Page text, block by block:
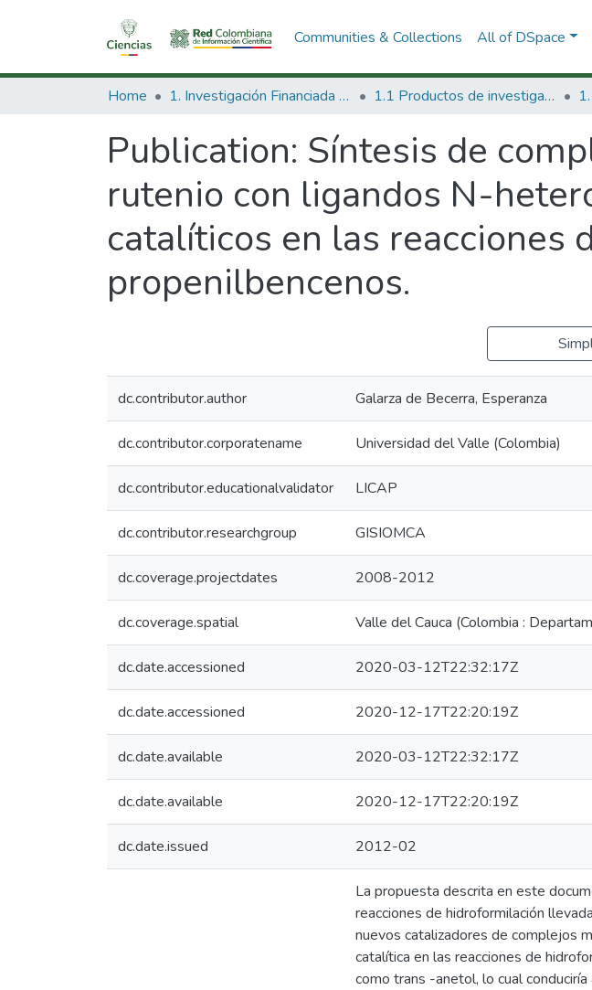
Communities & Collections All of DSpace
Home 1. Investigación Financiada con Recursos Públicos 1.1 Productos de investigación
Publication: Síntesis de
rutenio con ligandos N-
catalíticos en las
propenilbencenos.
dc.contributor.author Galarza de Becerra, Esperanza
dc.contributor.corporatename Universidad del Valle (Colombia)
dc.contributor.educationalvalidator LICAP
dc.contributor.researchgroup GISIOMCA
dc.coverage.projectdates 2008-2012
dc.coverage.spatial Valle del Cauca (Colombia :
dc.date.accessioned 2020-03-12T22:32:17Z
dc.date.accessioned 2020-12-17T22:20:19Z
dc.date.available 2020-03-12T22:32:17Z
dc.date.available 2020-12-17T22:20:19Z
dc.date.issued 2012-02
La propuesta descrita en este
reacciones de hidroformilación
nuevos catalizadores de complejos
catalítica en las reacciones de
como trans -anetol, lo cual